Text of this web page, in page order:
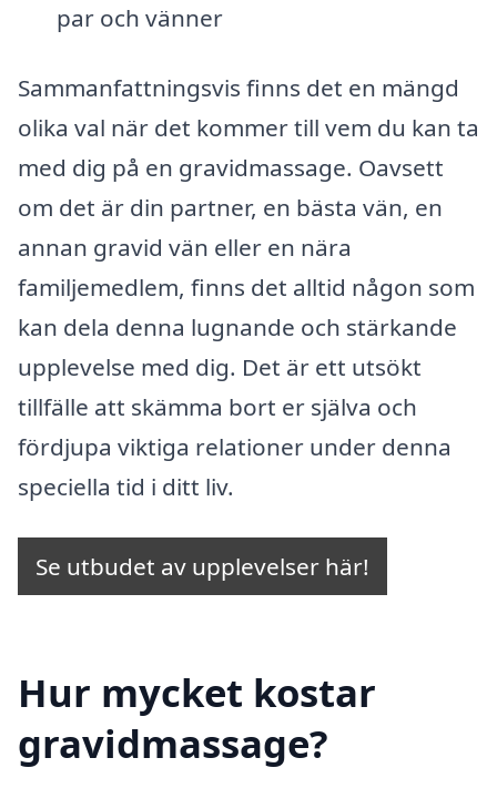
par och vänner
Sammanfattningsvis finns det en mängd
olika val när det kommer till vem du kan ta
med dig på en gravidmassage. Oavsett
om det är din partner, en bästa vän, en
annan gravid vän eller en nära
familjemedlem, finns det alltid någon som
kan dela denna lugnande och stärkande
upplevelse med dig. Det är ett utsökt
tillfälle att skämma bort er själva och
fördjupa viktiga relationer under denna
speciella tid i ditt liv.
Se utbudet av upplevelser här!
Hur mycket kostar
gravidmassage?